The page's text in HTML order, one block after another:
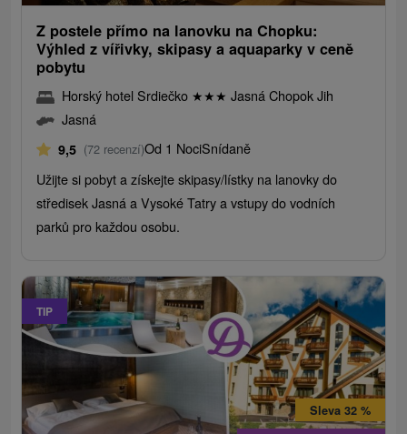
Z postele přímo na lanovku na Chopku:
Výhled z vířivky, skipasy a aquaparky v ceně
pobytu
Horský hotel Srdiečko ★★★ Jasná Chopok Jih
Jasná
9,5 (72 recenzí)Od 1 NociSnídaně
Užijte si pobyt a získejte skipasy/lístky na lanovky do
středisek Jasná a Vysoké Tatry a vstupy do vodních
parků pro každou osobu.
TIP
Sleva 32 %